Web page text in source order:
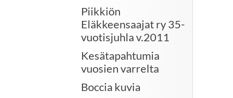
Piikkiön
Eläkkeensaajat ry 35-
vuotisjuhla v.2011
Kesätapahtumia
vuosien varrelta
Boccia kuvia